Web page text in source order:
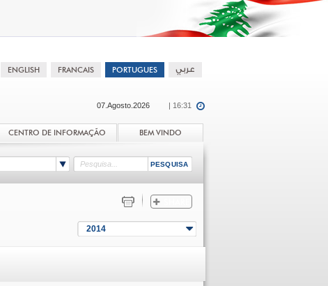
07.Agosto.2026 | 16:31
CENTRO DE INFORMAÇÃO BEM VINDO
2014